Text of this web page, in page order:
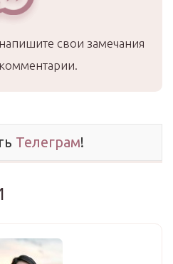
свои замечания
Телеграм!